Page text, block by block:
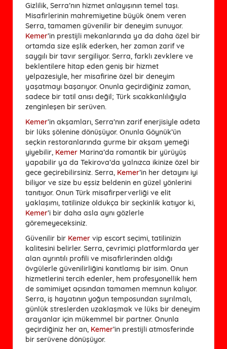
Gizlilik, Serra’nın hizmet anlayışının temel taşı.
Misafirlerinin mahremiyetine büyük önem veren
Serra, tamamen güvenilir bir deneyim sunuyor.
Kemer’in prestijli mekanlarında ya da daha özel bir
ortamda size eşlik ederken, her zaman zarif ve
saygılı bir tavır sergiliyor. Serra, farklı zevklere ve
beklentilere hitap eden geniş bir hizmet
yelpazesiyle, her misafirine özel bir deneyim
yaşatmayı başarıyor. Onunla geçirdiğiniz zaman,
sadece bir tatil anısı değil; Türk sıcakkanlılığıyla
zenginleşen bir serüven.
Kemer’in akşamları, Serra’nın zarif enerjisiyle adeta
bir lüks şölenine dönüşüyor. Onunla Göynük’ün
seçkin restoranlarında gurme bir akşam yemeği
yiyebilir, Kemer Marina’da romantik bir yürüyüş
yapabilir ya da Tekirova’da yalnızca ikinize özel bir
gece geçirebilirsiniz. Serra, Kemer’in her detayını iyi
biliyor ve size bu eşsiz beldenin en güzel yönlerini
tanıtıyor. Onun Türk misafirperverliği ve elit
yaklaşımı, tatilinize oldukça bir seçkinlik katıyor ki,
Kemer’i bir daha asla aynı gözlerle
göremeyeceksiniz.
Güvenilir bir Kemer vip escort seçimi, tatilinizin
kalitesini belirler. Serra, çevrimiçi platformlarda yer
alan ayrıntılı profili ve misafirlerinden aldığı
övgülerle güvenilirliğini kanıtlamış bir isim. Onun
hizmetlerini tercih edenler, hem profesyonellik hem
de samimiyet açısından tamamen memnun kalıyor.
Serra, iş hayatının yoğun temposundan sıyrılmalı,
günlük streslerden uzaklaşmak ve lüks bir deneyim
arayanlar için mükemmel bir partner. Onunla
geçirdiğiniz her an, Kemer’in prestijli atmosferinde
bir serüvene dönüşüyor.